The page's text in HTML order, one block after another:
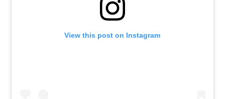
View this post on Instagram